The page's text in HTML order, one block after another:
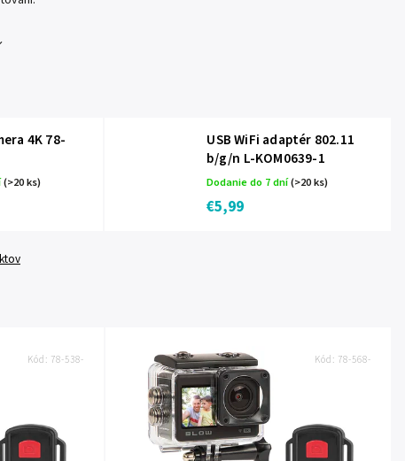
4K 78-
(>20 ks)
USB WiFi adaptér 802.11
b/g/n L-KOM0639-1
Dodanie do 7 dní(>20 ks)
€5,99
Kód: 78-538- Kód: 78-568-